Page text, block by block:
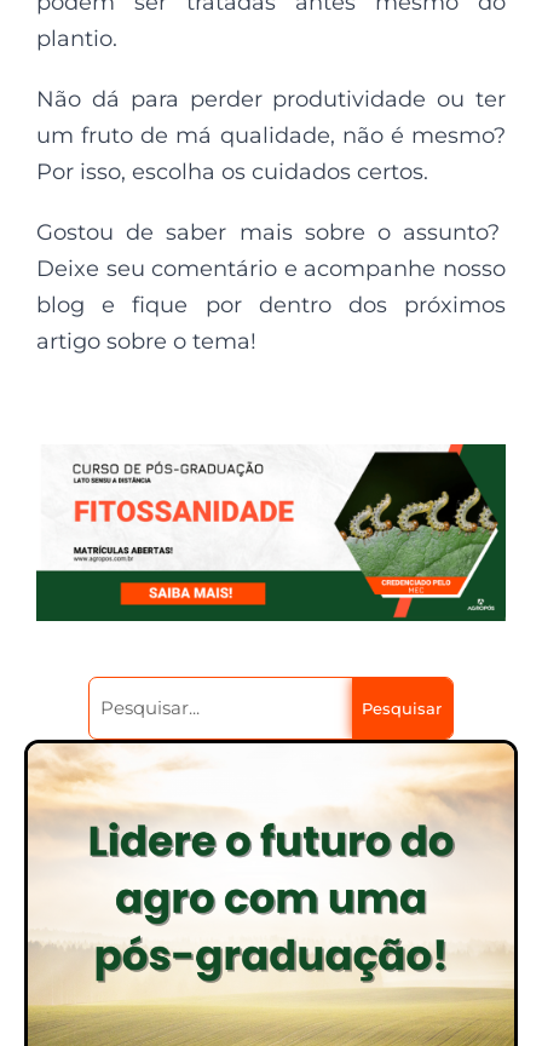
plantio.
Não dá para perder produtividade ou ter
um fruto de má qualidade, não é mesmo?
Por isso, escolha os cuidados certos.
Gostou de saber mais sobre o assunto?
Deixe seu comentário e acompanhe nosso
blog e fique por dentro dos próximos
artigo sobre o tema!
Pesquisar